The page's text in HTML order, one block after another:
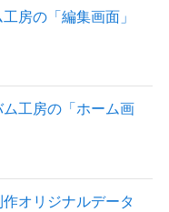
房の「編集画面」
ム工房の「ホーム画
作オリジナルデータ